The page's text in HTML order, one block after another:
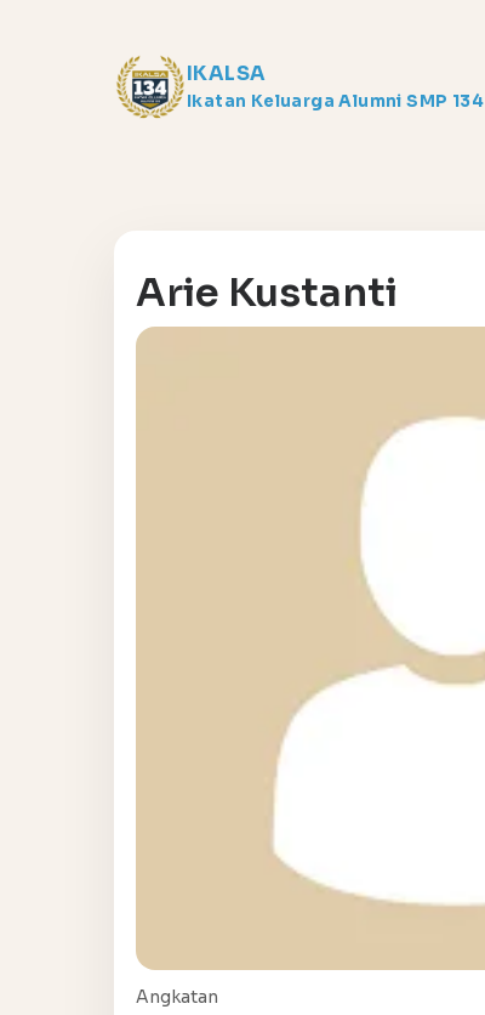
IKALSA
Ikatan Keluarga Alumni SMP 134
Arie Kustanti
Angkatan